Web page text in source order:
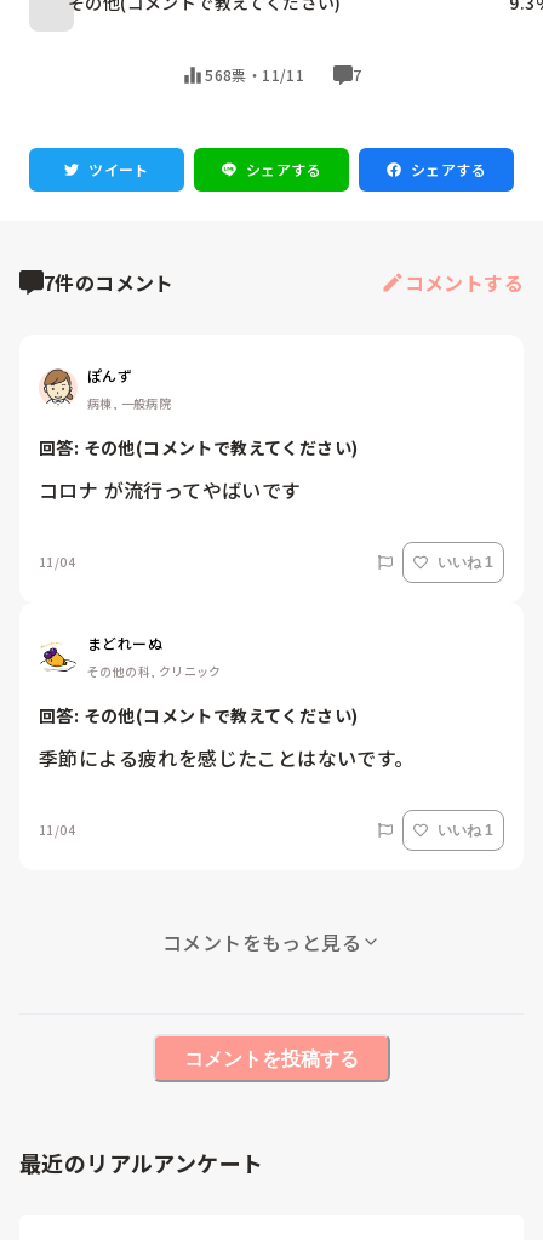
568票・ 11/11 7
ツイート シェアする シェアする
7件のコメント コメントする
ぽんず
病棟, 一般病院
回答: その他(コメントで教えてください)
コロナ が流行ってやばいです
11/04 いいね 1
まどれーぬ
その他の科, クリニック
回答: その他(コメントで教えてください)
季節による疲れを感じたことはないです。
11/04 いいね 1
コメントをもっと見る
コメントを投稿する
最近のリアルアンケート